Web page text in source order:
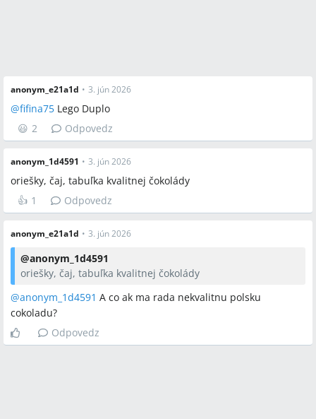
anonym_e21a1d • 3. jún 2026
@fifina75 Lego Duplo
😃 2 Odpovedz
anonym_1d4591 • 3. jún 2026
oriešky, čaj, tabuľka kvalitnej čokolády
👍 1 Odpovedz
anonym_e21a1d • 3. jún 2026
@anonym_1d4591
oriešky, čaj, tabuľka kvalitnej čokolády
@anonym_1d4591 A co ak ma rada nekvalitnu polsku
cokoladu?
Odpovedz